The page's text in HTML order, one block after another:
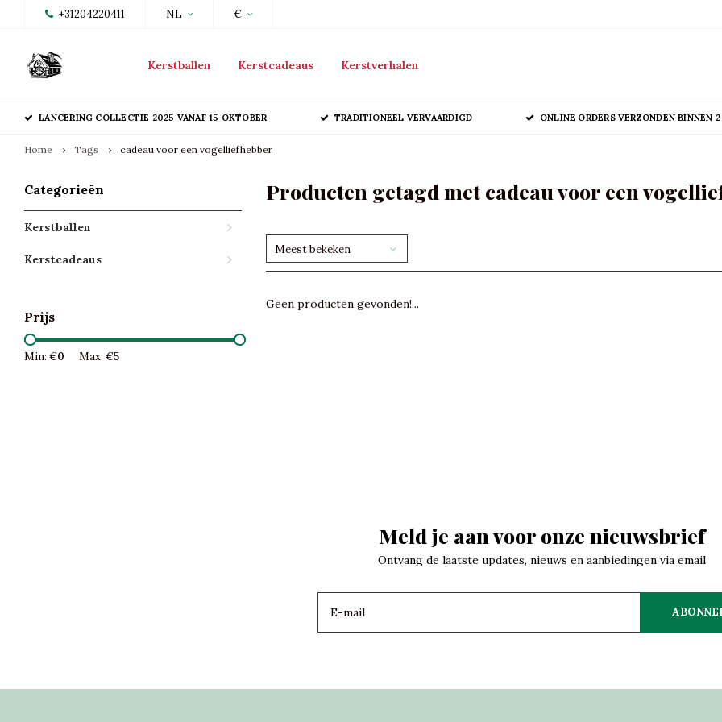
+31204220411 NL €
Kerstballen Kerstcadeaus Kerstverhalen
LANCERING COLLECTIE 2025 VANAF 15 OKTOBER TRADITIONEEL VERVAARDIGD ONLINE ORDERS VERZONDEN BINNEN
Home Tags cadeau voor een vogelliefhebber
Categorieën
Kerstballen
Kerstcadeaus
Prijs
Min: €0 Max: €5
Producten getagd met cadeau voor een
Meest bekeken
Geen producten gevonden!...
Meld je aan voor onze nieuwsbrief
Ontvang de laatste updates, nieuws en aanbiedingen via email